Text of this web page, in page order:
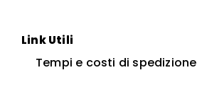
Link Utili
Tempi e costi di spedizione